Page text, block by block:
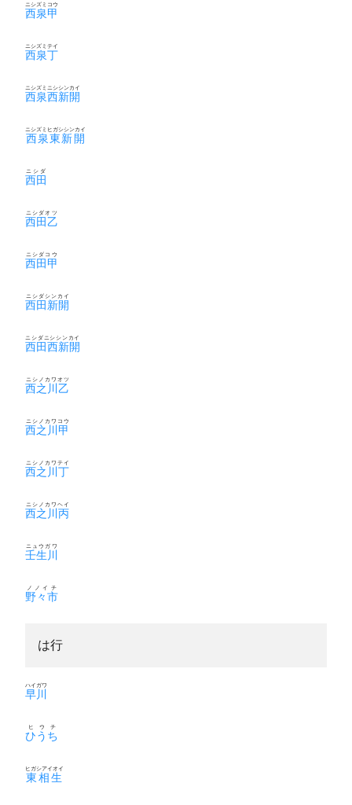
西泉甲
ニシズミコウ
西泉丁
ニシズミテイ
西泉西新開
ニシズミニシシンカイ
西泉東新開
ニシズミヒガシシンカイ
西田
ニシダ
西田乙
ニシダオツ
西田甲
ニシダコウ
西田新開
ニシダシンカイ
西田西新開
ニシダニシシンカイ
西之川乙
ニシノカワオツ
西之川甲
ニシノカワコウ
西之川丁
ニシノカワテイ
西之川丙
ニシノカワヘイ
壬生川
ニュウガワ
野々市
ノノイチ
は行
早川
ハイガワ
ひうち
ヒウチ
東相生
ヒガシアイオイ